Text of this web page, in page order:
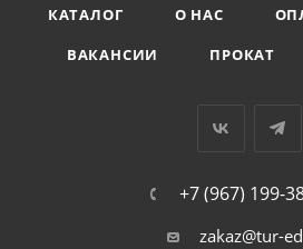
КАТАЛОГ О НАС
ВАКАНСИИ
ПРОКАТ
+7 (967) 199-
zakaz@tur-